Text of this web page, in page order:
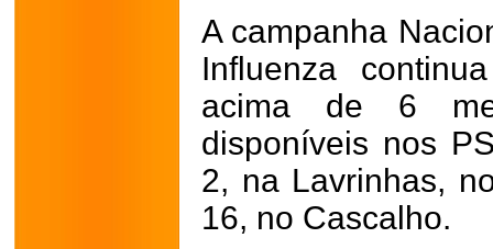
A campanha
Influenza
acima de 6
disponíveis nos
2, na Lavrinhas,
16, no Cascalho.